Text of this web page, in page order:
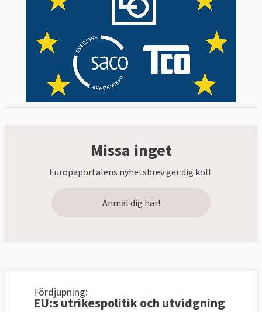
Missa inget
Europaportalens nyhetsbrev ger dig koll.
Anmäl dig här!
Fördjupning:
EU:s utrikespolitik och utvidgning